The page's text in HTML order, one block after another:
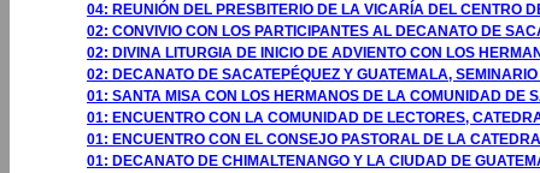
04: REUNIÓN DEL PRESBITERIO DE LA VICARÍA DEL CENTRO
02: CONVIVIO CON LOS PARTICIPANTES AL DECANATO DE
02: DIVINA LITURGIA DE INICIO DE ADVIENTO CON LOS
02: DECANATO DE SACATEPÉQUEZ Y GUATEMALA,
01: SANTA MISA CON LOS HERMANOS DE LA COMUNIDAD DE
01: ENCUENTRO CON LA COMUNIDAD DE LECTORES,
01: ENCUENTRO CON EL CONSEJO PASTORAL DE LA
01: DECANATO DE CHIMALTENANGO Y LA CIUDAD DE